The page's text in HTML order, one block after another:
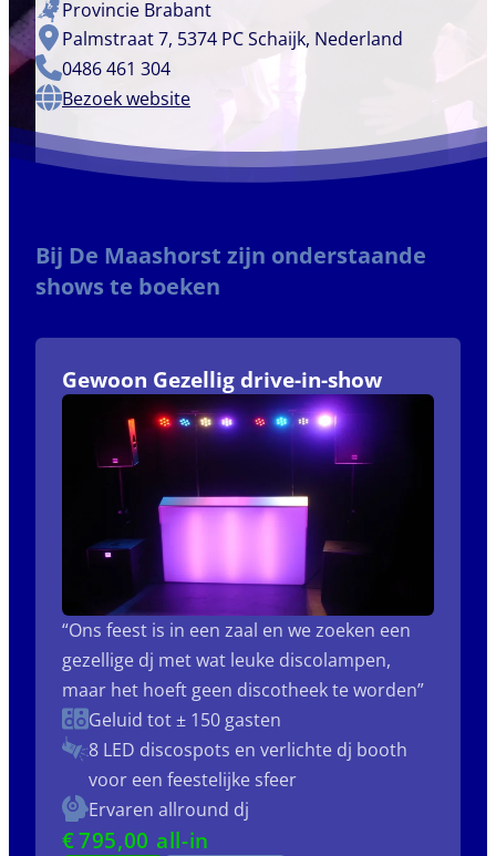
Provincie Brabant
Palmstraat 7, 5374 PC Schaijk, Nederland
0486 461 304
Bezoek website
Bij De Maashorst zijn onderstaande
shows te boeken
Gewoon Gezellig drive-in-show
“Ons feest is in een zaal en we zoeken een
gezellige dj met wat leuke discolampen,
maar het hoeft geen discotheek te worden”
Geluid tot ± 150 gasten
8 LED discospots en verlichte dj booth
voor een feestelijke sfeer
Ervaren allround dj
€795,00 all-in